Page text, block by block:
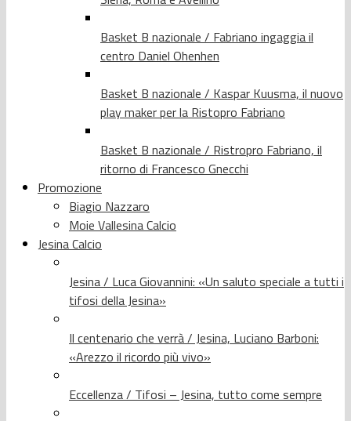
Basket B nazionale / Fabriano ingaggia il
centro Daniel Ohenhen
Basket B nazionale / Kaspar Kuusma, il nuovo
play maker per la Ristopro Fabriano
Basket B nazionale / Ristropro Fabriano, il
ritorno di Francesco Gnecchi
Promozione
Biagio Nazzaro
Moie Vallesina Calcio
Jesina Calcio
Jesina / Luca Giovannini: «Un saluto speciale a tutti i
tifosi della Jesina»
Il centenario che verrà / Jesina, Luciano Barboni:
«Arezzo il ricordo più vivo»
Eccellenza / Tifosi – Jesina, tutto come sempre